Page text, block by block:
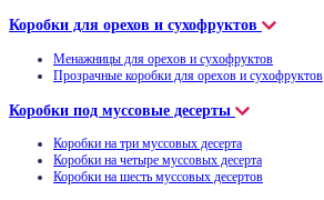
Коробки для орехов и сухофруктов
Менажницы для орехов и сухофруктов
Прозрачные коробки для орехов и сухофруктов
Коробки под муссовые десерты
Коробки на три муссовых десерта
Коробки на четыре муссовых десерта
Коробки на шесть муссовых десертов